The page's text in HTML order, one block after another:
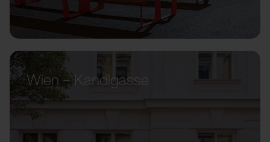
Wien – Kandlgasse